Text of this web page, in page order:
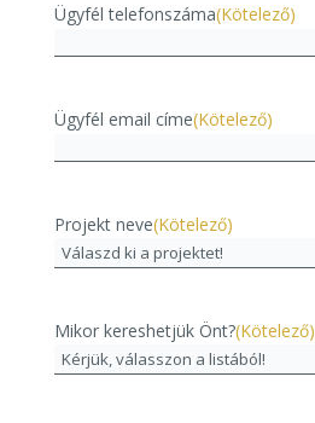
Ügyfél telefonszáma(Kötelező)
Ügyfél email címe(Kötelező)
Projekt neve(Kötelező)
Mikor kereshetjük Önt?(Kötelező)